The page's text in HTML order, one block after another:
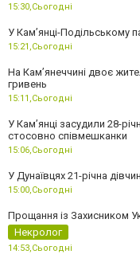
15:30,Сьогодні
У Кам’янці-Подільському
15:21,Сьогодні
На Камʼянеччині двоє
гривень
15:11,Сьогодні
У Камʼянці засудили 28-
стосовно співмешканки
15:06,Сьогодні
У Дунаївцях 21-річна
15:00,Сьогодні
Прощання із Захисником
Некролог
14:53,Сьогодні